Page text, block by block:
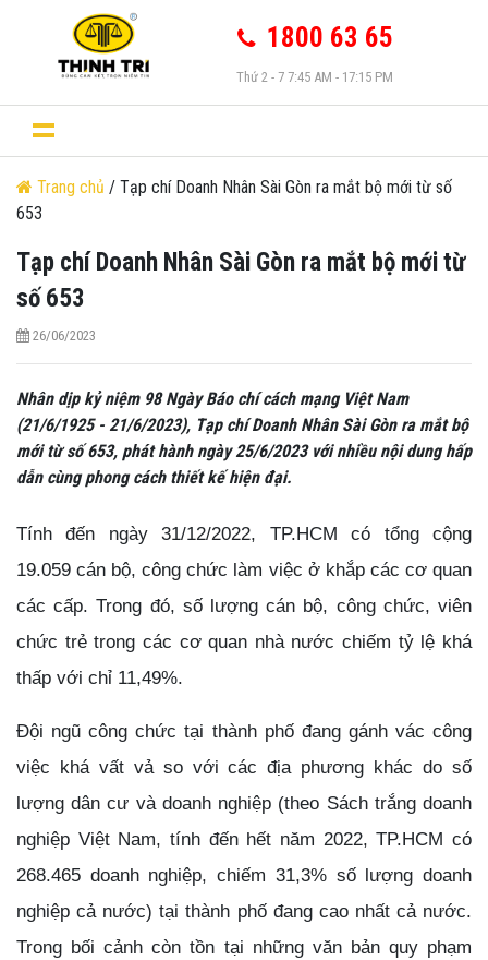
1800 63 65
Thứ 2 - 7 7:45 AM - 17:15 PM
Trang chủ / Tạp chí Doanh Nhân Sài Gòn ra mắt bộ mới từ số
653
Tạp chí Doanh Nhân Sài Gòn ra mắt bộ mới từ
số 653
26/06/2023
Nhân dịp kỷ niệm 98 Ngày Báo chí cách mạng Việt Nam
(21/6/1925 - 21/6/2023), Tạp chí Doanh Nhân Sài Gòn ra mắt bộ
mới từ số 653, phát hành ngày 25/6/2023 với nhiều nội dung hấp
dẫn cùng phong cách thiết kế hiện đại.
Tính đến ngày 31/12/2022, TP.HCM có tổng cộng
19.059 cán bộ, công chức làm việc ở khắp các cơ quan
các cấp. Trong đó, số lượng cán bộ, công chức, viên
chức trẻ trong các cơ quan nhà nước chiếm tỷ lệ khá
thấp với chỉ 11,49%.
Đội ngũ công chức tại thành phố đang gánh vác công
việc khá vất vả so với các địa phương khác do số
lượng dân cư và doanh nghiệp (theo Sách trắng doanh
nghiệp Việt Nam, tính đến hết năm 2022, TP.HCM có
268.465 doanh nghiệp, chiếm 31,3% số lượng doanh
nghiệp cả nước) tại thành phố đang cao nhất cả nước.
Trong bối cảnh còn tồn tại những văn bản quy phạm